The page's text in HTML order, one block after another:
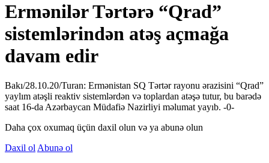
Ermənilər Tərtərə “Qrad”
sistemlərindən atəş açmağa
davam edir
Bakı/28.10.20/Turan: Ermənistan SQ Tərtər rayonu ərazisini “Qrad”
yaylım atəşli reaktiv sistemlərdən və toplardan atəşə tutur, bu barədə
saat 16-da Azərbaycan Müdafiə Nazirliyi məlumat yayıb. -0-
Daha çox oxumaq üçün daxil olun və ya abunə olun
Daxil ol Abunə ol